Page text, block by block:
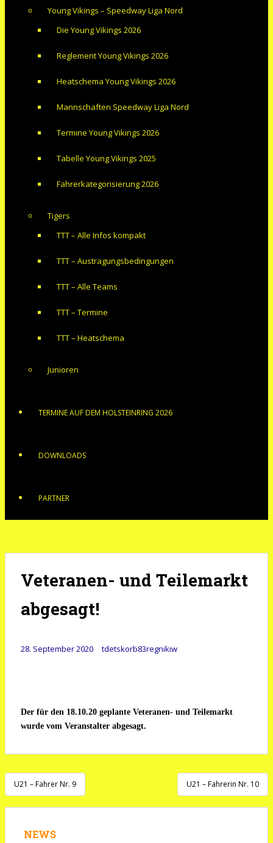
Young Vikings – Speedway Liga Nord
Die Young Vikings 2026
Reglement Young Vikings 2026
Heatschema Young Vikings 2026
Mannschaften Speedway Liga Nord
Termine Young Vikings 2026
Tabelle Young Vikings 2025
Fahrerkategorisierung 2026
Tigers
TTT – Alle Infos kompakt
TTT – Austragungsbedingungen
TTT – Alle Teams
TTT – Termine
TTT – Heatschema
Junioren
TERMINE AUF DEM HOLSTEINRING 2026
DOWNLOADS
PARTNER
Veteranen- und Teilemarkt
abgesagt!
28. September 2020 tdetskorb83regnikiw
Der für den 18.10.20 geplante Veteranen- und Teilemarkt
wurde vom Veranstalter abgesagt.
Beitragsnavigation
U21 – Fahrer Nr. 9 U21 – Fahrerin Nr. 10
NEWS